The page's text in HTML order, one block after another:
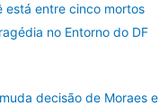
está entre cinco mortos
no Entorno do DF
decisão de Moraes e